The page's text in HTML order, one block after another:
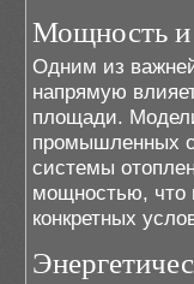
Мощность и
Одним из
напрямую
площади.
промышленных
системы
мощностью, что
конкретных